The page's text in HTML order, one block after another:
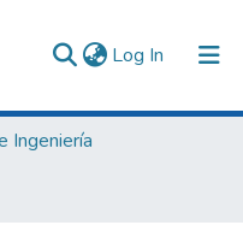
Log In (current)
Ingeniería